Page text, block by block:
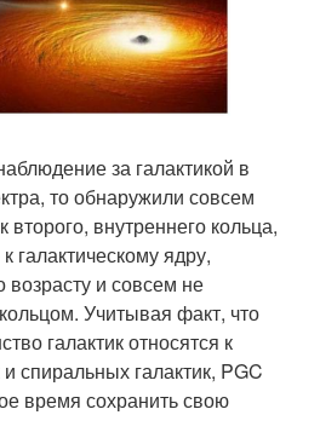
за галактикой в
то обнаружили совсем
внутреннего кольца,
галактическому ядру,
возрасту и совсем не
Учитывая факт, что
галактик относятся к
спиральных галактик, PGC
время сохранить свою